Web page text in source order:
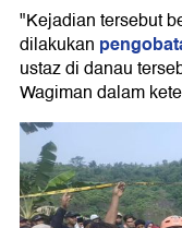
"Kejadian tersebut
dilakukan
ustaz di danau
Wagiman dalam